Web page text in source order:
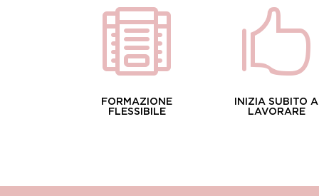

FORMAZIONE
FLESSIBILE

INIZIA SUBITO A
LAVORARE